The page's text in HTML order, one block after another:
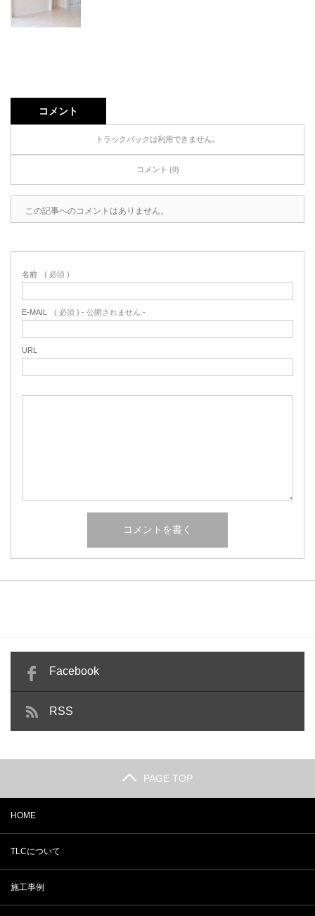
コメント
トラックバックは利用できません。
コメント (0)
この記事へのコメントはありません。
名前 ( 必須 )
E-MAIL ( 必須 ) - 公開されません -
URL
Facebook
RSS
PAGE TOP
HOME
TLCについて
施工事例